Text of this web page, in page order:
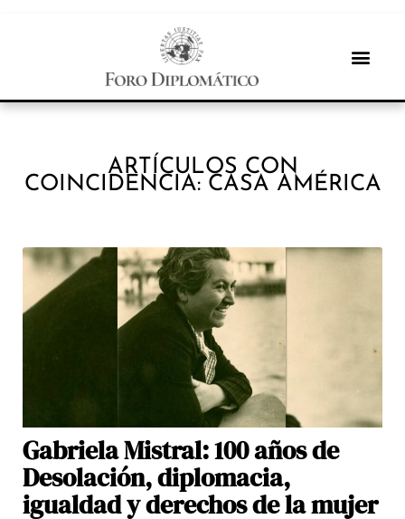
ARTÍCULOS CON
COINCIDENCIA: CASA AMÉRICA
Gabriela Mistral: 100 años de
Desolación, diplomacia,
igualdad y derechos de la mujer